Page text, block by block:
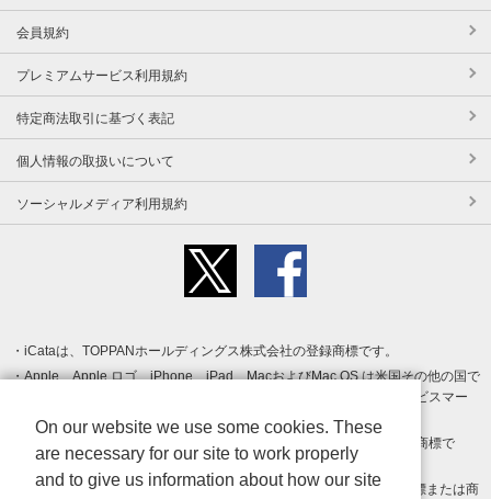
会員規約
プレミアムサービス利用規約
特定商法取引に基づく表記
個人情報の取扱いについて
ソーシャルメディア利用規約
iCataは、TOPPANホールディングス株式会社の登録商標です。
Apple、Apple ロゴ、iPhone、iPad、MacおよびMac OS は米国その他の国で
登録された Apple Inc. の商標です。App Store は Apple Inc. のサービスマー
クです。
Android、Google Play および Google Play ロゴ は Google LLC の商標で
す。
Windows は Microsoft Inc.の米国およびその他の国における登録商標または商
On our website we use some cookies. These
are necessary for our site to work properly
and to give us information about how our site